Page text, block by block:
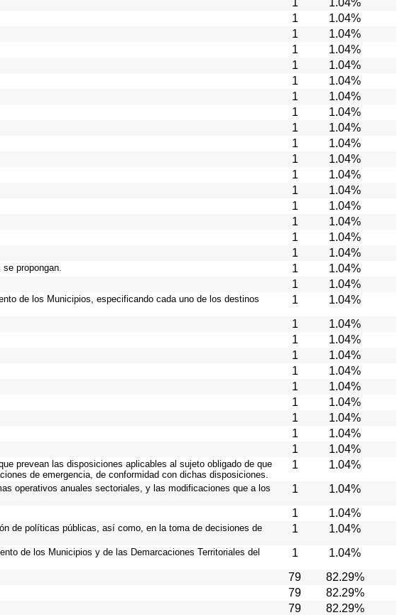
1 1.04%
1 1.04%
1 1.04%
1 1.04%
1 1.04%
1 1.04%
1 1.04%
1 1.04%
1 1.04%
1 1.04%
1 1.04%
1 1.04%
1 1.04%
1 1.04%
1 1.04%
1 1.04%
1 1.04%
propongan. 1 1.04%
1 1.04%
de los Municipios, especificando cada uno de los destinos
1 1.04%
1 1.04%
1 1.04%
1 1.04%
1 1.04%
1 1.04%
1 1.04%
1 1.04%
1 1.04%
1 1.04%
prevean las disposiciones aplicables al sujeto obligado de que
de emergencia, de conformidad con dichas disposiciones.
1 1.04%
operativos anuales sectoriales, y las modificaciones que a los
1 1.04%
1 1.04%
de políticas públicas, así como, en la toma de decisiones de
1 1.04%
de los Municipios y de las Demarcaciones Territoriales del
1 1.04%
79 82.29%
79 82.29%
79 82.29%